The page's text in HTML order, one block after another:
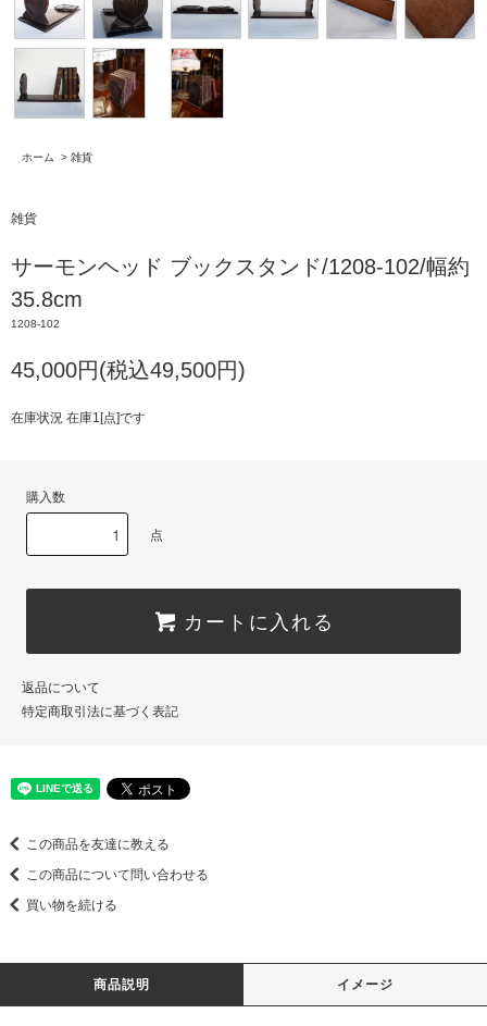
ホーム > 雑貨
雑貨
サーモンヘッド ブックスタンド/1208-102/幅約
35.8cm
1208-102
45,000円(税込49,500円)
在庫状況 在庫1[点]です
購入数
点
カートに入れる
返品について
特定商取引法に基づく表記
この商品を友達に教える
この商品について問い合わせる
買い物を続ける
商品説明 イメージ